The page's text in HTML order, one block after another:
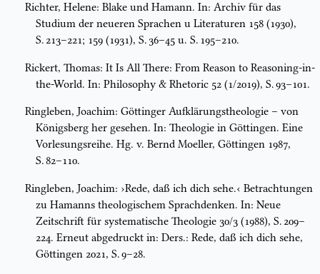
Richter, Helene: Blake und Hamann. In: Archiv für das
Studium der neueren Sprachen u Literaturen 158 (1930),
S. 213–221; 159 (1931), S. 36–45 u. S. 195–210.
Rickert, Thomas: It Is All There: From Reason to Reasoning-in-
the-World. In: Philosophy & Rhetoric 52 (1/2019), S. 93–101.
Ringleben, Joachim: Göttinger Aufklärungstheologie – von
Königsberg her gesehen. In: Theologie in Göttingen. Eine
Vorlesungsreihe. Hg. v. Bernd Moeller, Göttingen 1987,
S. 82–110.
Ringleben, Joachim: ›Rede, daß ich dich sehe.‹ Betrachtungen
zu Hamanns theologischem Sprachdenken. In: Neue
Zeitschrift für systematische Theologie 30/3 (1988), S. 209–
224. Erneut abgedruckt in: Ders.: Rede, daß ich dich sehe,
Göttingen 2021, S. 9–28.